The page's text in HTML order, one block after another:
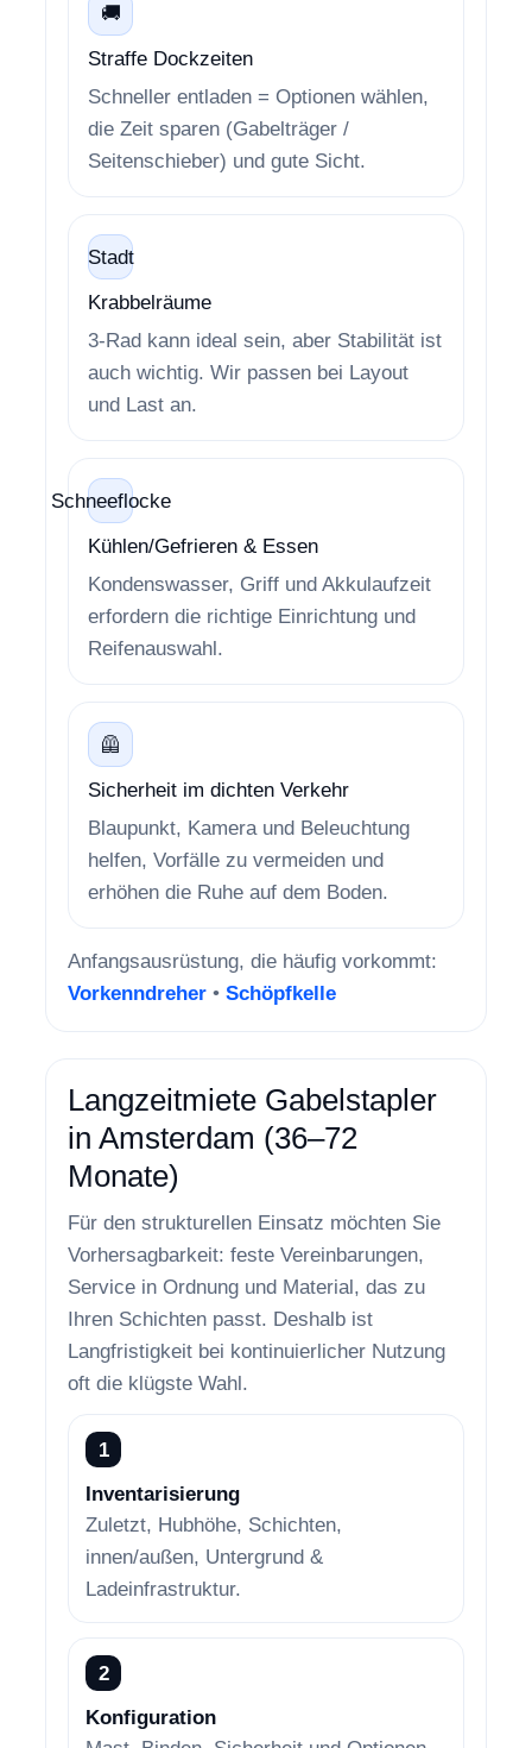
🚚
Straffe Dockzeiten
Schneller entladen = Optionen wählen,
die Zeit sparen (Gabelträger /
Seitenschieber) und gute Sicht.
Stadt
Krabbelräume
3-Rad kann ideal sein, aber Stabilität ist
auch wichtig. Wir passen bei Layout
und Last an.
Schneeflocke
Kühlen/Gefrieren & Essen
Kondenswasser, Griff und Akkulaufzeit
erfordern die richtige Einrichtung und
Reifenauswahl.
🦺
Sicherheit im dichten Verkehr
Blaupunkt, Kamera und Beleuchtung
helfen, Vorfälle zu vermeiden und
erhöhen die Ruhe auf dem Boden.
Anfangsausrüstung, die häufig vorkommt:
Vorkenndreher • Schöpfkelle
Langzeitmiete Gabelstapler
in Amsterdam (36–72
Monate)
Für den strukturellen Einsatz möchten Sie
Vorhersagbarkeit: feste Vereinbarungen,
Service in Ordnung und Material, das zu
Ihren Schichten passt. Deshalb ist
Langfristigkeit bei kontinuierlicher Nutzung
oft die klügste Wahl.
1
Inventarisierung
Zuletzt, Hubhöhe, Schichten,
innen/außen, Untergrund &
Ladeinfrastruktur.
2
Konfiguration